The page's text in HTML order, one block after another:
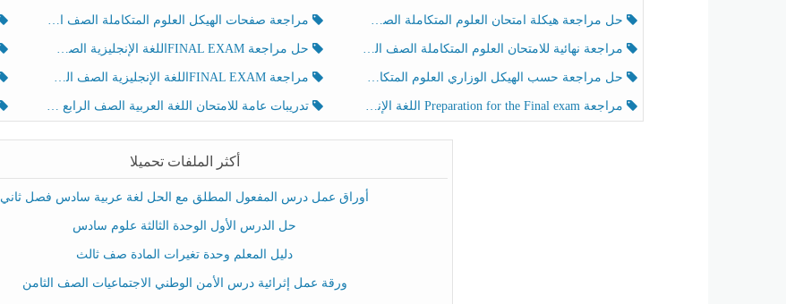
حل مراجعة هيكلة امتحان العلوم المتكاملة الصف الخامس عام الفصل الثالث مراجعة صفحات الهيكل العلوم المتكاملة الصف الخامس انسبير الفصل الثالث
مراجعة نهائية للامتحان العلوم المتكاملة الصف الخامس انسبير الفصل الثالث حل مراجعة FINAL EXAMاللغة الإنجليزية الصف الخامس الفصل الثالث
حل مراجعة حسب الهيكل الوزاري العلوم المتكاملة الصف الخامس عام الفصل الثالث مراجعة FINAL EXAMاللغة الإنجليزية الصف الخامس الفصل الثالث
مراجعة Preparation for the Final exam اللغة الإنجليزية الصف الرابع الفصل الثالث تدريبات عامة للامتحان اللغة العربية الصف الرابع الفصل الثالث
أكثر الملفات تحميلا
أوراق عمل درس المفعول المطلق مع الحل لغة عربية سادس فصل ثاني
حل الدرس الأول الوحدة الثالثة علوم سادس
دليل المعلم وحدة تغيرات المادة صف ثالث
ورقة عمل إثرائية درس الأمن الوطني الاجتماعيات الصف الثامن